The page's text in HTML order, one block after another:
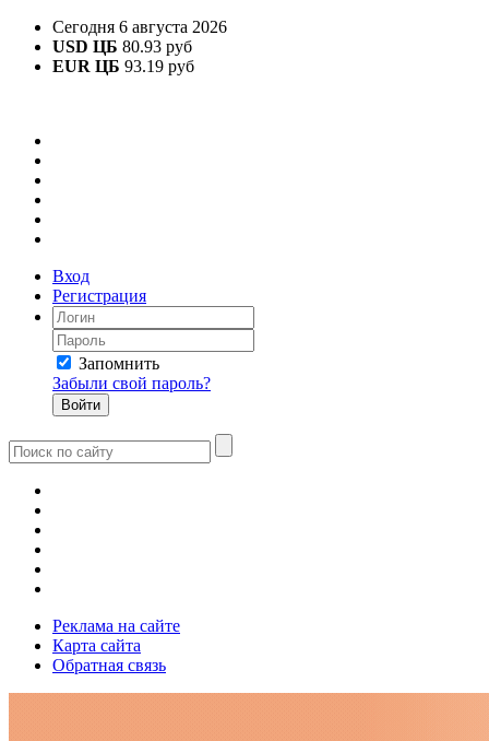
Сегодня 6 августа 2026
USD ЦБ 80.93 руб
EUR ЦБ 93.19 руб
Вход
Регистрация
Запомнить
Забыли свой пароль?
Реклама на сайте
Карта сайта
Обратная связь